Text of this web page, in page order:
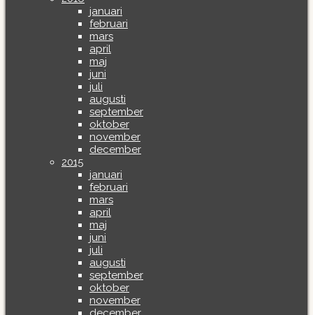
januari
februari
mars
april
maj
juni
juli
augusti
september
oktober
november
december
2015
januari
februari
mars
april
maj
juni
juli
augusti
september
oktober
november